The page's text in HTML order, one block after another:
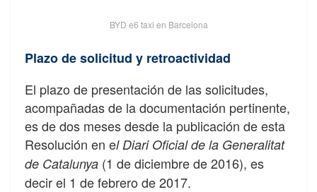
BYD e6 taxi en Barcelona
Plazo de solicitud y retroactividad
El plazo de presentación de las solicitudes,
acompañadas de la documentación pertinente,
es de dos meses desde la publicación de esta
Resolución en el Diari Oficial de la Generalitat
de Catalunya (1 de diciembre de 2016), es
decir el 1 de febrero de 2017.